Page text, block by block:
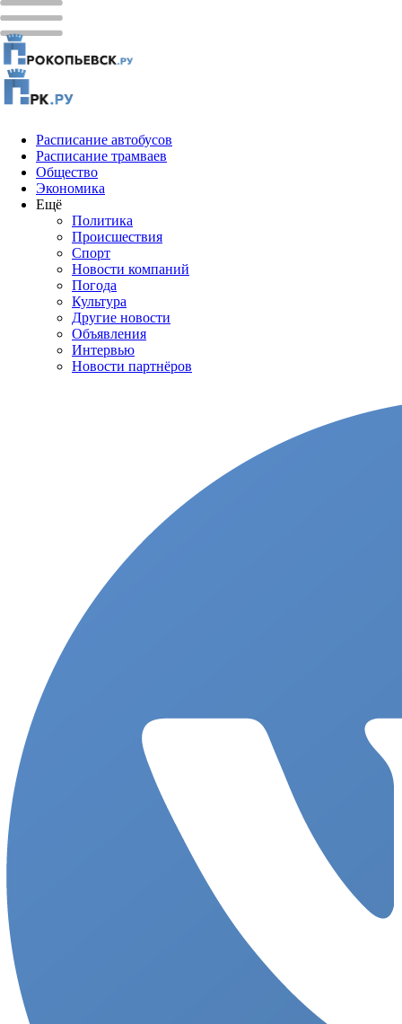
Расписание автобусов
Расписание трамваев
Общество
Экономика
Ещё
Политика
Проиcшествия
Спорт
Новости компаний
Погода
Культура
Другие новости
Объявления
Интервью
Новости партнёров